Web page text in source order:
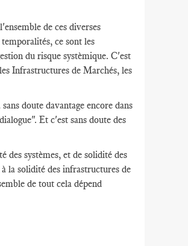
de ces diverses
ce sont les
du risque systèmique. C'est
Infrastructures de Marchés, les
doute davantage encore dans
Et c'est sans doute des
des systèmes, et de solidité des
la solidité des infrastructures de
de tout cela dépend